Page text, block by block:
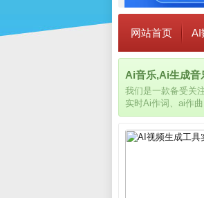
网站首页 AI
Ai音乐,Ai生成音
我们是一款备受关
实时Ai作词、ai作